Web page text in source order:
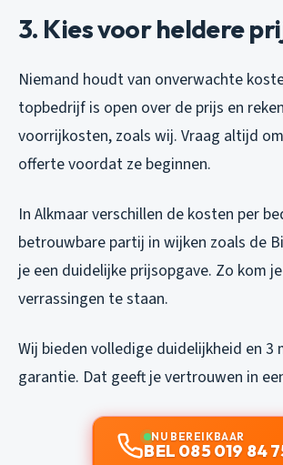
3. Kies voor heldere
Niemand houdt van onverwachte
topbedrijf is open over de prijs en
voorrijkosten, zoals wij. Vraag altijd
offerte voordat ze beginnen.
In Alkmaar verschillen de kosten per
betrouwbare partij in wijken zoals de
je een duidelijke prijsopgave. Zo kom
verrassingen te staan.
Wij bieden volledige duidelijkheid en 3
garantie. Dat geeft je vertrouwen in
NU BEREIKBAAR
BEL 085 019 84